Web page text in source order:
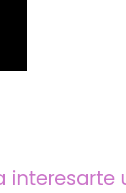
interesarte